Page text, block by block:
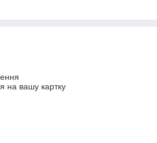
на вашу картку